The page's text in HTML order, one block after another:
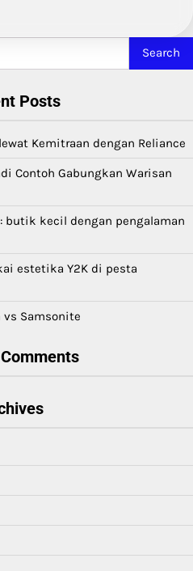
Posts
Kemitraan dengan Reliance
Contoh Gabungkan Warisan
butik kecil dengan pengalaman
estetika Y2K di pesta
vs Samsonite